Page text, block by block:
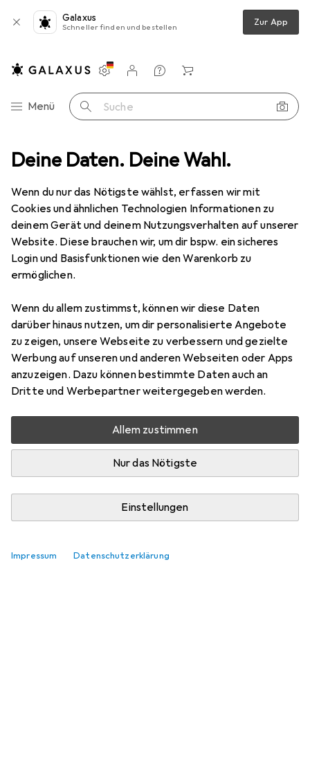
Deine Daten. Deine Wahl.
Wenn du nur das Nötigste wählst, erfassen wir mit
Cookies und ähnlichen Technologien Informationen zu
deinem Gerät und deinem Nutzungsverhalten auf unserer
Website. Diese brauchen wir, um dir bspw. ein sicheres
Login und Basisfunktionen wie den Warenkorb zu
ermöglichen.
Wenn du allem zustimmst, können wir diese Daten
darüber hinaus nutzen, um dir personalisierte Angebote
zu zeigen, unsere Webseite zu verbessern und gezielte
Werbung auf unseren und anderen Webseiten oder Apps
anzuzeigen. Dazu können bestimmte Daten auch an
Dritte und Werbepartner weitergegeben werden.
Allem zustimmen
Nur das Nötigste
Einstellungen
Impressum Datenschutzerklärung
Galaxus
Schneller finden und bestellen Zur App
Navigation nach Kategorien
Menü Suche
Einstellungen
Kundenkonto
Vergleichslisten
Merklisten
Warenkorb
Hettich Stahlrückwand ArciTech, anthrazit
anthrazit
1 Stk.
Zubehör für Hettich
anthrazit
Hier findest du passendes Zubehör zum Produkt Hettich
Stahlrückwand ArciTech, anthrazit.
Relevanz
Produktliste
Keine Produkte gefunden